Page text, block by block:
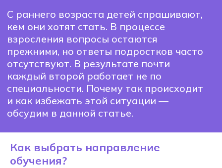
обсудим в данной статье.
Как выбрать направление
обучения?